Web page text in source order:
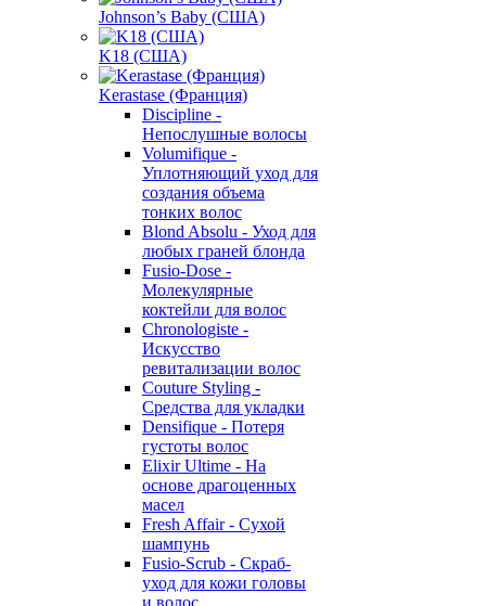
Johnson’s Baby (США)
K18 (США)
Kerastase (Франция)
Discipline -
Непослушные волосы
Volumifique -
Уплотняющий уход для
создания объема
тонких волос
Blond Absolu - Уход для
любых граней блонда
Fusio-Dose -
Молекулярные
коктейли для волос
Chronologiste -
Искусство
ревитализации волос
Couture Styling -
Средства для укладки
Densifique - Потеря
густоты волос
Elixir Ultime - На
основе драгоценных
масел
Fresh Affair - Сухой
шампунь
Fusio-Scrub - Скраб-
уход для кожи головы
и волос